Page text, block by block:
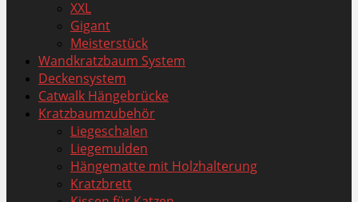
XXL
Gigant
Meisterstück
Wandkratzbaum System
Deckensystem
Catwalk Hängebrücke
Kratzbaumzubehör
Liegeschalen
Liegemulden
Hängematte mit Holzhalterung
Kratzbrett